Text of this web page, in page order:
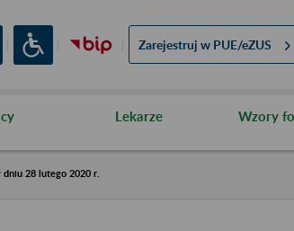
Zarejestruj w PUE/eZUS
Lekarze Wzory
28 lutego 2020 r.